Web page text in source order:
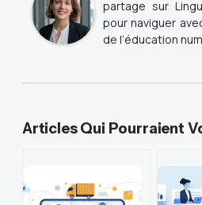
partage sur
pour naviguer
de l’éducation
Articles Qui Pourraient